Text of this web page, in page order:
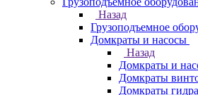
Назад
Грузоподъемное
Домкраты и насосы
Назад
Домкраты и
Домкраты
Домкраты